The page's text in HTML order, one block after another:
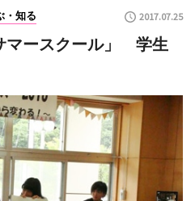
・知る 2017.07.25
マースクール」 学生